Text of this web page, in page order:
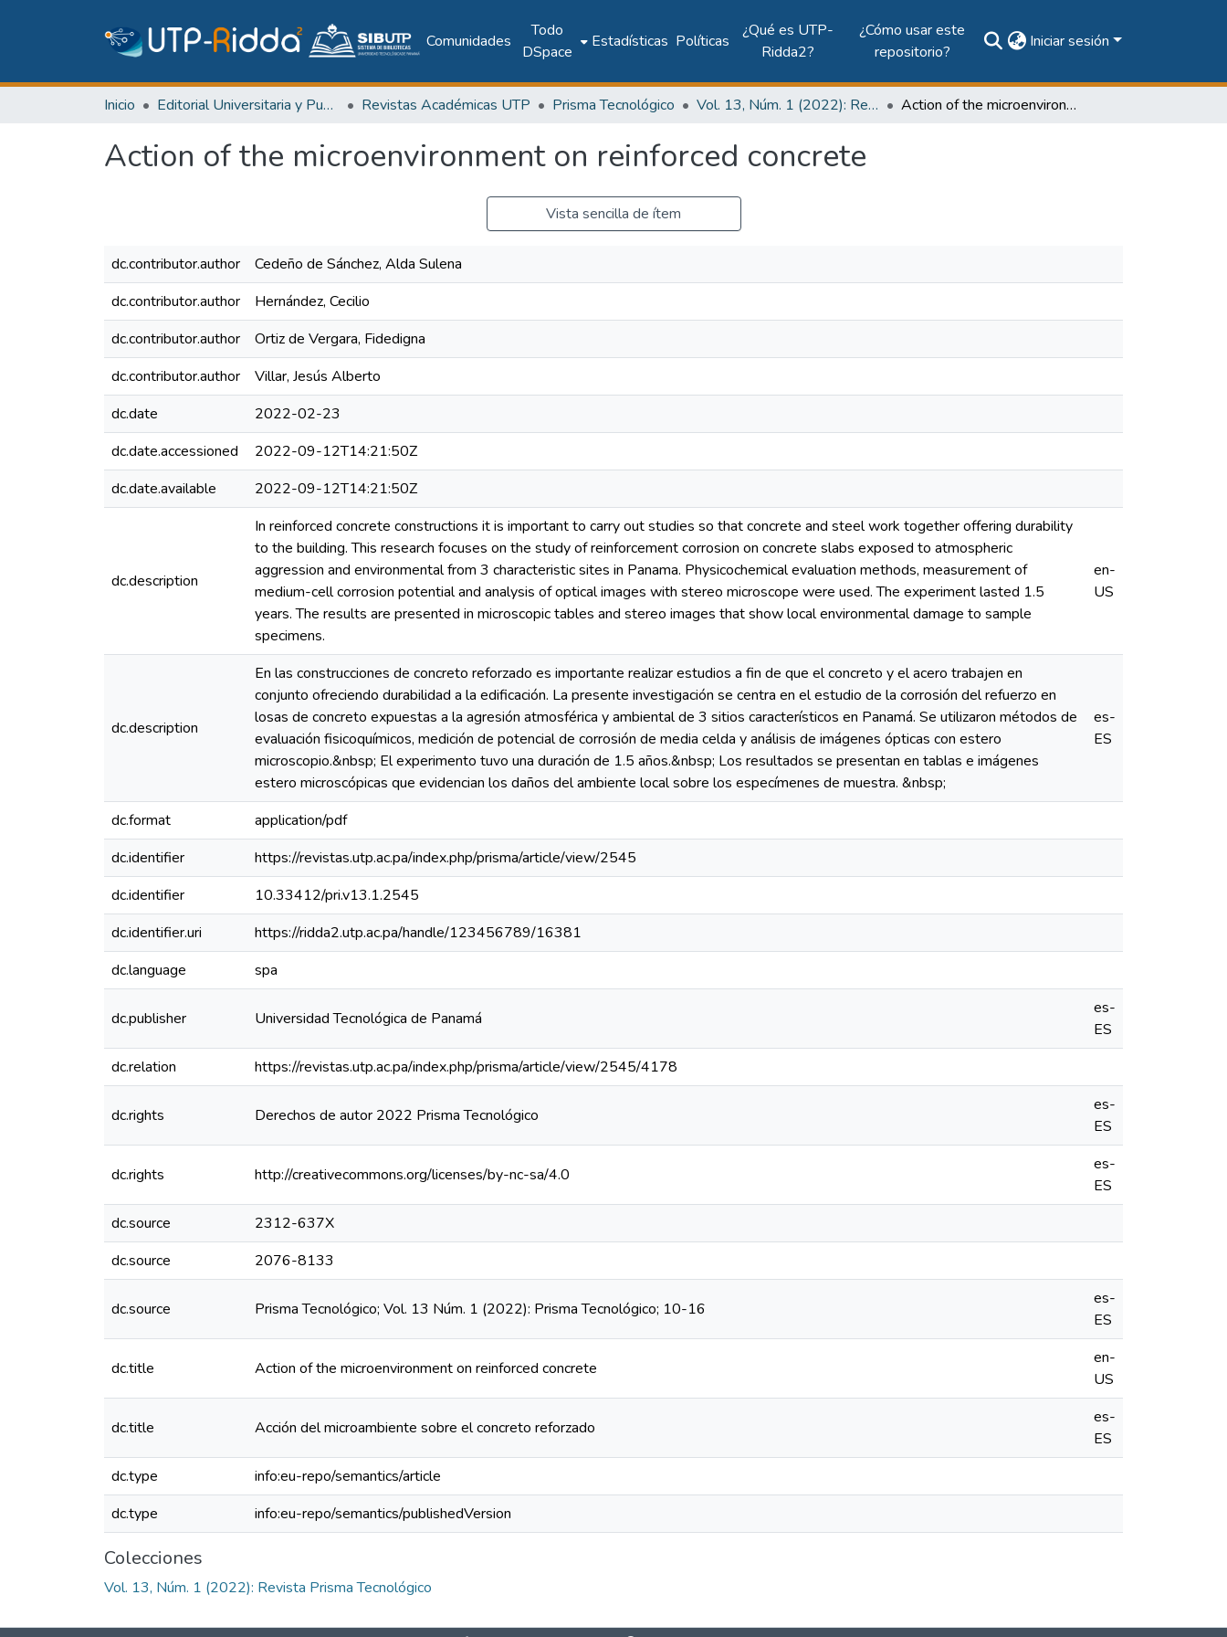
Comunidades
Todo
DSpace
Estadísticas Políticas
¿Qué es UTP-
Ridda2?
¿Cómo usar este
repositorio?
Iniciar sesión
Inicio Editorial Universitaria y Publicaciones Seriadas Revistas Académicas UTP Prisma Tecnológico Vol. 13, Núm. 1 (2022): Revista Prisma Tecnológico Action of the microenvironment on reinforced concrete
Action of the microenvironment on reinforced concrete
Vista sencilla de ítem
dc.contributor.author
Cedeño de Sánchez, Alda Sulena
dc.contributor.author
Hernández, Cecilio
dc.contributor.author
Ortiz de Vergara, Fidedigna
dc.contributor.author
Villar, Jesús Alberto
dc.date
2022-02-23
dc.date.accessioned
2022-09-12T14:21:50Z
dc.date.available
2022-09-12T14:21:50Z
dc.description
In reinforced concrete constructions it is important to carry out studies so that concrete and steel work together offering durability
to the building. This research focuses on the study of reinforcement corrosion on concrete slabs exposed to atmospheric
aggression and environmental from 3 characteristic sites in Panama. Physicochemical evaluation methods, measurement of
medium-cell corrosion potential and analysis of optical images with stereo microscope were used. The experiment lasted 1.5
years. The results are presented in microscopic tables and stereo images that show local environmental damage to sample
specimens.
en-
US
dc.description
En las construcciones de concreto reforzado es importante realizar estudios a fin de que el concreto y el acero trabajen en
conjunto ofreciendo durabilidad a la edificación. La presente investigación se centra en el estudio de la corrosión del refuerzo en
losas de concreto expuestas a la agresión atmosférica y ambiental de 3 sitios característicos en Panamá. Se utilizaron métodos de
evaluación fisicoquímicos, medición de potencial de corrosión de media celda y análisis de imágenes ópticas con estero
microscopio.&nbsp; El experimento tuvo una duración de 1.5 años.&nbsp; Los resultados se presentan en tablas e imágenes
estero microscópicas que evidencian los daños del ambiente local sobre los especímenes de muestra. &nbsp;
es-
ES
dc.format
application/pdf
dc.identifier
https://revistas.utp.ac.pa/index.php/prisma/article/view/2545
dc.identifier
10.33412/pri.v13.1.2545
dc.identifier.uri
https://ridda2.utp.ac.pa/handle/123456789/16381
dc.language
spa
dc.publisher Universidad Tecnológica de Panamá
es-
ES
dc.relation
https://revistas.utp.ac.pa/index.php/prisma/article/view/2545/4178
dc.rights Derechos de autor 2022 Prisma Tecnológico
es-
ES
dc.rights http://creativecommons.org/licenses/by-nc-sa/4.0
es-
ES
dc.source
2312-637X
dc.source
2076-8133
dc.source Prisma Tecnológico; Vol. 13 Núm. 1 (2022): Prisma Tecnológico; 10-16
es-
ES
dc.title Action of the microenvironment on reinforced concrete
en-
US
dc.title Acción del microambiente sobre el concreto reforzado
es-
ES
dc.type
info:eu-repo/semantics/article
dc.type
info:eu-repo/semantics/publishedVersion
Colecciones
Vol. 13, Núm. 1 (2022): Revista Prisma Tecnológico